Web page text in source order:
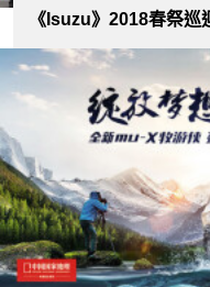
《Isuzu》2018春祭